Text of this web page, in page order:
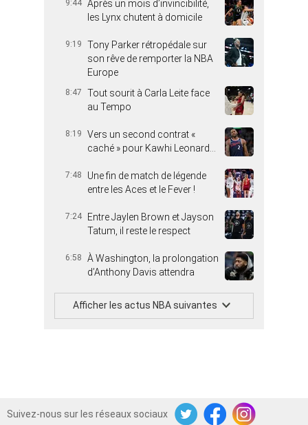
9:44 Après un mois d’invincibilité,
les Lynx chutent à domicile
9:19
Tony Parker rétropédale sur
son rêve de remporter la NBA
Europe
8:47
Tout sourit à Carla Leite face
au Tempo
8:19
Vers un second contrat «
caché » pour Kawhi Leonard…
7:48
Une fin de match de légende
entre les Aces et le Fever !
7:24
Entre Jaylen Brown et Jayson
Tatum, il reste le respect
6:58
À Washington, la prolongation
d’Anthony Davis attendra
Afficher les actus NBA suivantes
Suivez-nous sur les réseaux sociaux
TwitterFacebookInstagram